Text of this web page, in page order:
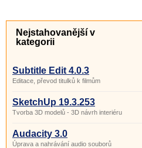
Nejstahovanější v
kategorii
Subtitle Edit 4.0.3
Editace, převod titulků k filmům
SketchUp 19.3.253
Tvorba 3D modelů - 3D návrh interiéru
Audacity 3.0
Úprava a nahrávání audio souborů